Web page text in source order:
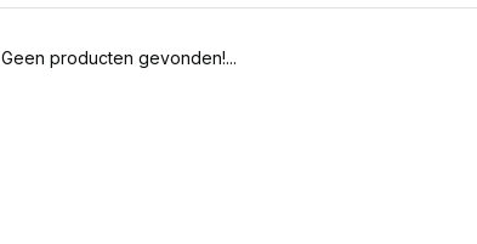
Geen producten gevonden!...